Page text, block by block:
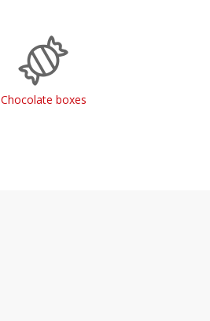
Chocolate boxes